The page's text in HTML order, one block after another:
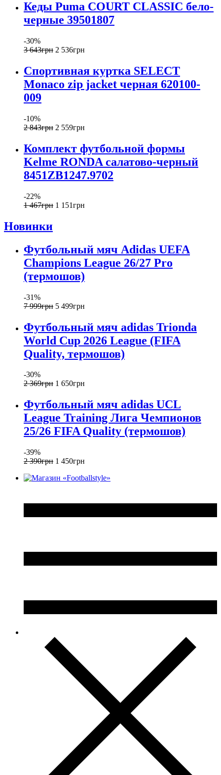
Кеды Puma COURT CLASSIC бело-
черные 39501807
-30%
3 643грн 2 536грн
Спортивная куртка SELECT
Monaco zip jacket черная 620100-
009
-10%
2 843грн 2 559грн
Комплект футбольной формы
Kelme RONDA салатово-черный
8451ZB1247.9702
-22%
1 467грн 1 151грн
Новинки
Футбольный мяч Adidas UEFA
Champions League 26/27 Pro
(термошов)
-31%
7 999грн 5 499грн
Футбольный мяч adidas Trionda
World Cup 2026 League (FIFA
Quality, термошов)
-30%
2 369грн 1 650грн
Футбольный мяч adidas UCL
League Training Лига Чемпионов
25/26 FIFA Quality (термошов)
-39%
2 390грн 1 450грн